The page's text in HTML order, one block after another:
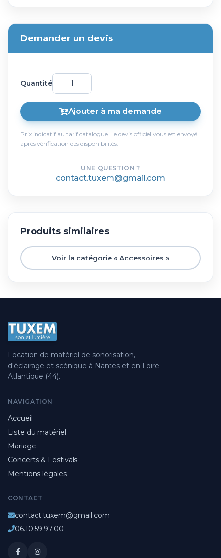
Demander un devis
Quantité
Ajouter à ma demande
Prix indicatif au tarif catalogue. Le devis officiel vous est envoyé
après vérification des disponibilités.
UNE QUESTION ?
contact.tuxem@gmail.com
Produits similaires
Voir la catégorie « Accessoires »
Location de matériel de sonorisation,
d'éclairage et scénique à Nantes et en Loire-
Atlantique (44).
NAVIGATION
Accueil
Liste du matériel
Mariage
Concerts & Festivals
Mentions légales
CONTACT
contact.tuxem@gmail.com
06.10.59.97.00